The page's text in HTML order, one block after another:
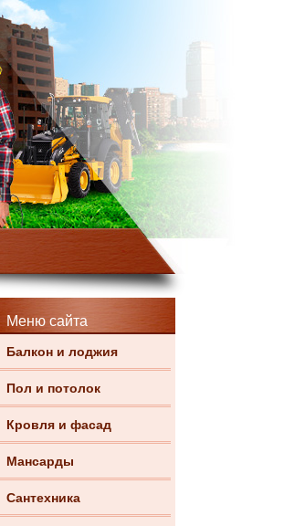
Меню сайта
Балкон и лоджия
Пол и потолок
Кровля и фасад
Мансарды
Сантехника